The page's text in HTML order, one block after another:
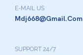
E-MAIL US
Mdj668@gmail.com
SUPPORT 24/7